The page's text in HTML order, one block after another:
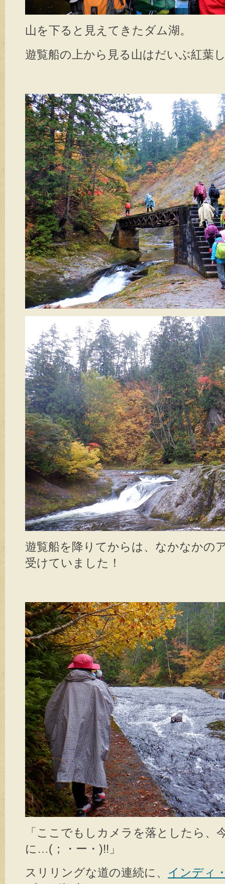
山を下ると見えてきたダム湖。
遊覧船の上から見る山はだいぶ紅葉
遊覧船を降りてからは、なかなかの
受けていました！
「ここでもしカメラを落としたら、
に…(；・ー・)!!」
スリリングな道の連続に、 インディ